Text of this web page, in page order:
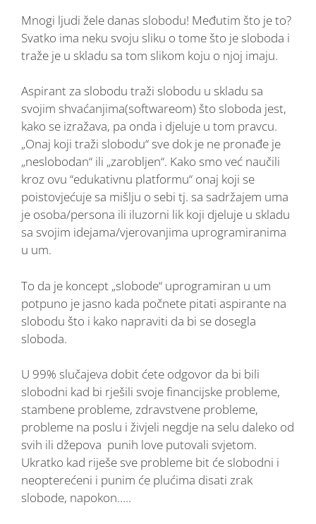
Mnogi ljudi žele danas slobodu! Međutim što je to?
Svatko ima neku svoju sliku o tome što je sloboda i
traže je u skladu sa tom slikom koju o njoj imaju.
Aspirant za slobodu traži slobodu u skladu sa
svojim shvaćanjima(softwareom) što sloboda jest,
kako se izražava, pa onda i djeluje u tom pravcu.
„Onaj koji traži slobodu“ sve dok je ne pronađe je
„neslobodan“ ili „zarobljen“. Kako smo već naučili
kroz ovu “edukativnu platformu“ onaj koji se
poistovjećuje sa mišlju o sebi tj. sa sadržajem uma
je osoba/persona ili iluzorni lik koji djeluje u skladu
sa svojim idejama/vjerovanjima uprogramiranima
u um.
To da je koncept „slobode“ uprogramiran u um
potpuno je jasno kada počnete pitati aspirante na
slobodu što i kako napraviti da bi se dosegla
sloboda.
U 99% slučajeva dobit ćete odgovor da bi bili
slobodni kad bi rješili svoje financijske probleme,
stambene probleme, zdravstvene probleme,
probleme na poslu i živjeli negdje na selu daleko od
svih ili džepova punih love putovali svjetom.
Ukratko kad riješe sve probleme bit će slobodni i
neopterećeni i punim će plućima disati zrak
slobode, napokon…..